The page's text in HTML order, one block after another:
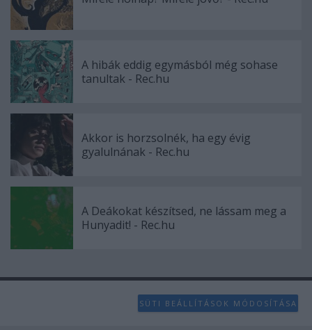
A hibák eddig egymásból még sohase
tanultak - Rec.hu
Akkor is horzsolnék, ha egy évig
gyalulnának - Rec.hu
A Deákokat készítsed, ne lássam meg a
Hunyadit! - Rec.hu
SÜTI BEÁLLÍTÁSOK MÓDOSÍTÁSA